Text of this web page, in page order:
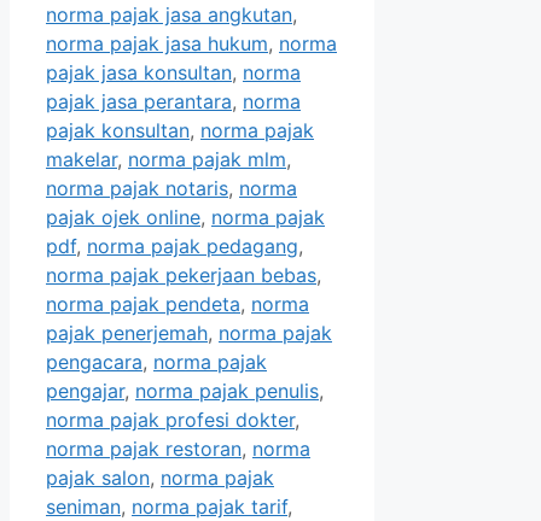
norma pajak jasa angkutan,
norma pajak jasa hukum, norma
pajak jasa konsultan, norma
pajak jasa perantara, norma
pajak konsultan, norma pajak
makelar, norma pajak mlm,
norma pajak notaris, norma
pajak ojek online, norma pajak
pdf, norma pajak pedagang,
norma pajak pekerjaan bebas,
norma pajak pendeta, norma
pajak penerjemah, norma pajak
pengacara, norma pajak
pengajar, norma pajak penulis,
norma pajak profesi dokter,
norma pajak restoran, norma
pajak salon, norma pajak
seniman, norma pajak tarif,